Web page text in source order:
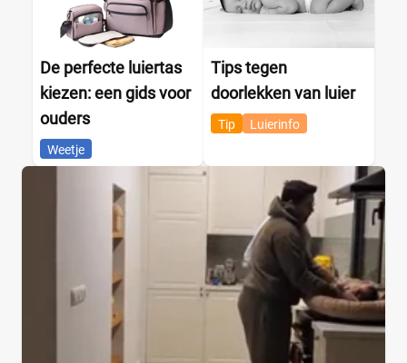
De perfecte luiertas
kiezen: een gids voor
ouders
Weetje
Tips tegen
doorlekken van luier
Tip Luierinfo